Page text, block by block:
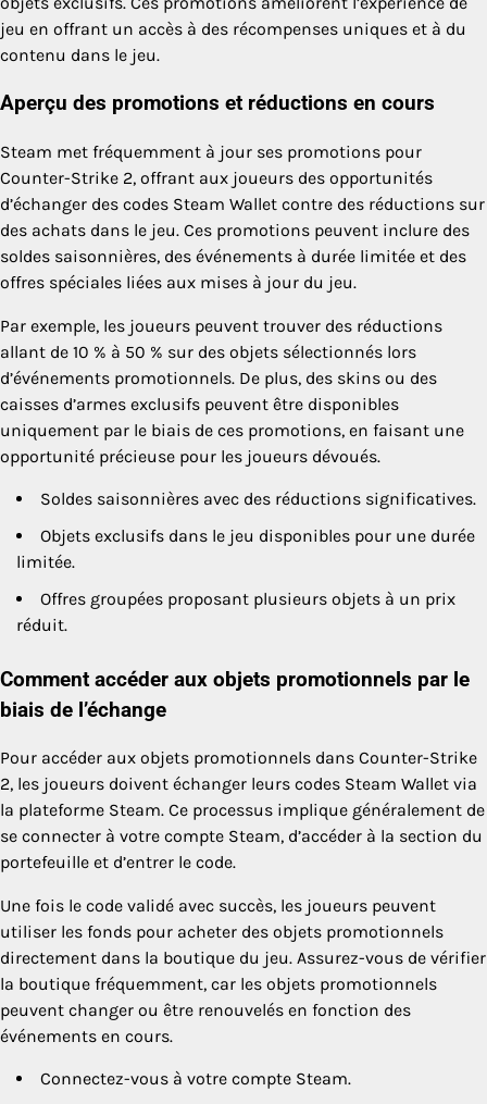
jeu en offrant un accès à des récompenses uniques et à du
contenu dans le jeu.
Aperçu des promotions et réductions en cours
Steam met fréquemment à jour ses promotions pour
Counter-Strike 2, offrant aux joueurs des opportunités
d’échanger des codes Steam Wallet contre des réductions sur
des achats dans le jeu. Ces promotions peuvent inclure des
soldes saisonnières, des événements à durée limitée et des
offres spéciales liées aux mises à jour du jeu.
Par exemple, les joueurs peuvent trouver des réductions
allant de 10 % à 50 % sur des objets sélectionnés lors
d’événements promotionnels. De plus, des skins ou des
caisses d’armes exclusifs peuvent être disponibles
uniquement par le biais de ces promotions, en faisant une
opportunité précieuse pour les joueurs dévoués.
Soldes saisonnières avec des réductions significatives.
Objets exclusifs dans le jeu disponibles pour une durée
limitée.
Offres groupées proposant plusieurs objets à un prix
réduit.
Comment accéder aux objets promotionnels par le
biais de l’échange
Pour accéder aux objets promotionnels dans Counter-Strike
2, les joueurs doivent échanger leurs codes Steam Wallet via
la plateforme Steam. Ce processus implique généralement de
se connecter à votre compte Steam, d’accéder à la section du
portefeuille et d’entrer le code.
Une fois le code validé avec succès, les joueurs peuvent
utiliser les fonds pour acheter des objets promotionnels
directement dans la boutique du jeu. Assurez-vous de vérifier
la boutique fréquemment, car les objets promotionnels
peuvent changer ou être renouvelés en fonction des
événements en cours.
Connectez-vous à votre compte Steam.